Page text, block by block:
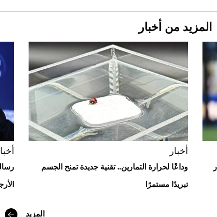
Aston Martin Valiant: على هوى الأبطال
المزيد من أخبار
أخبار
وداعًا لحرارة التمارين.. تقنية جديدة تمنح الجسم
تبريدًا مستمرًا
المزيد